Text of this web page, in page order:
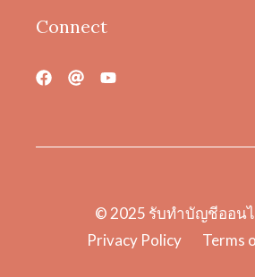
Connect
© 2025 รับทําบัญชีออน
Privacy Policy
Terms